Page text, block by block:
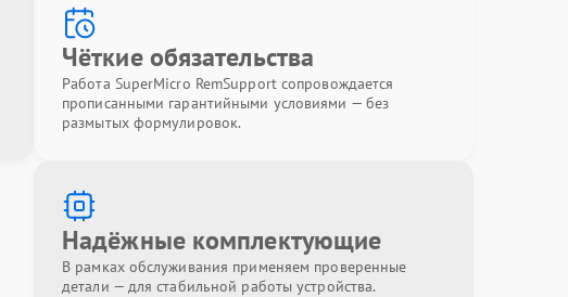
Чёткие обязательства
Работа SuperMicro RemSupport сопровождается
прописанными гарантийными условиями — без
размытых формулировок.
Надёжные комплектующие
В рамках обслуживания применяем проверенные
детали — для стабильной работы устройства.